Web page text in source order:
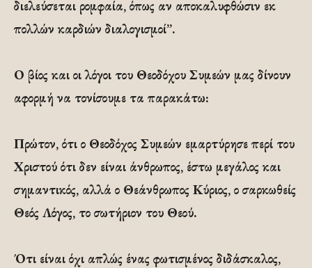
διελεύσεται ρομφαία, όπως αν αποκαλυφθώσιν εκ
πολλών καρδιών διαλογισμοί”.
Ο βίος και οι λόγοι του Θεοδόχου Συμεών μας δίνουν
αφορμή να τονίσουμε τα παρακάτω:
Πρώτον, ότι ο Θεοδόχος Συμεών εμαρτύρησε περί του
Χριστού ότι δεν είναι άνθρωπος, έστω μεγάλος και
σημαντικός, αλλά ο Θεάνθρωπος Κύριος, ο σαρκωθείς
Θεός Λόγος, το σωτήριον του Θεού.
Ότι είναι όχι απλώς ένας φωτισμένος διδάσκαλος,